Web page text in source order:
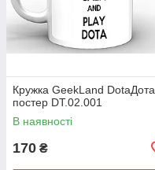
Кружка GeekLand DotaДота
постер DT.02.001
В наявності
170 ₴